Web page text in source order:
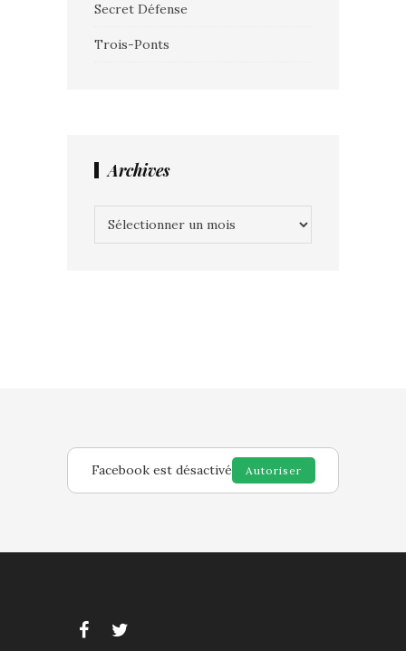
Secret Défense
Trois-Ponts
Archives
Facebook est désactivé Autoriser